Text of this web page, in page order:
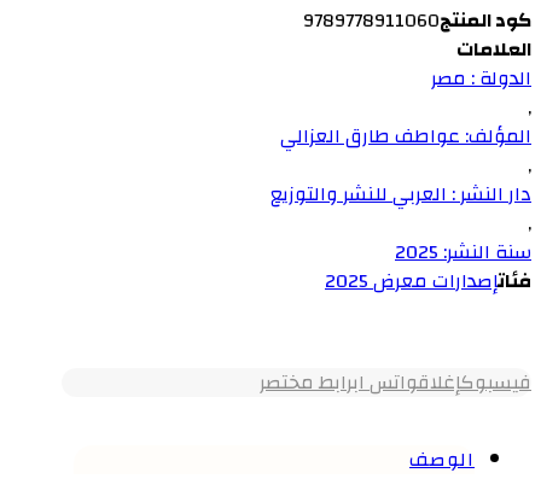
كود المنتج9789778911060
العلامات
الدولة : مصر
,
المؤلف: عواطف طارق العزالي
,
دار النشر : العربي للنشر والتوزيع
,
سنة النشر: 2025
فئاتإصدارات معرض 2025
فيسبوكإغلاقواتس ابرابط مختصر
الوصف